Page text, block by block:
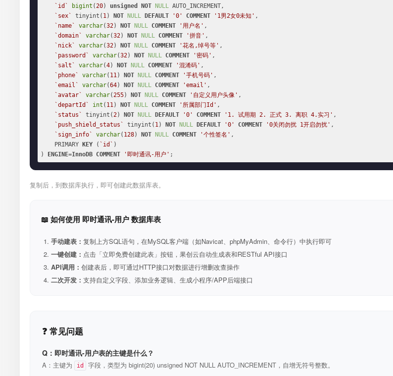
`id`
bigint (20) unsigned NOT NULL AUTO_INCREMENT,
`sex`
tinyint( 1) NOT NULL DEFAULT '0' COMMENT '1男2女0未知' ,
`name`
varchar(32) NOT NULL COMMENT '用户名' ,
`domain`
varchar(32) NOT NULL COMMENT '拼音' ,
`nick`
varchar(32) NOT NULL COMMENT '花名,绰号等' ,
`password`
varchar(32) NOT NULL COMMENT '密码' ,
`salt`
varchar(4) NOT NULL COMMENT '混淆码' ,
`phone`
varchar( 11) NOT NULL COMMENT '手机号码' ,
`email`
varchar(64) NOT NULL COMMENT 'email' ,
`avatar`
varchar(255) NOT NULL COMMENT '自定义用户头像' ,
`departId`
int ( 11) NOT NULL COMMENT '所属部门Id' ,
`status`
tinyint(2) NOT NULL DEFAULT '0' COMMENT '1. 试用期 2. 正式 3. 离职 4.实习' ,
`push_shield_status`
tinyint( 1) NOT NULL DEFAULT '0' COMMENT '0关闭勿扰 1开启勿扰' ,
`sign_info`
varchar( 128) NOT NULL COMMENT '个性签名' ,
    PRIMARY
KEY ( `id` )
)
ENGINE=InnoDB COMMENT '即时通讯-用户' ;
复制后，到数据库执行，即可创建此数据库表。
📖 如何使用 即时通讯-用户 数据库表
手动建表： 复制上方SQL语句，在MySQL客户端（如Navicat、phpMyAdmin、命令行）中执行即可
一键创建： 点击「立即免费创建此表」按钮，果创云自动生成表和RESTful API接口
API调用： 创建表后，即可通过HTTP接口对数据进行增删改查操作
二次开发： 支持自定义字段、添加业务逻辑、生成小程序/APP后端接口
❓ 常见问题
Q：即时通讯-用户表的主键是什么？
A：主键为 id 字段，类型为 bigint(20) unsigned NOT NULL AUTO_INCREMENT，自增无符号整数。